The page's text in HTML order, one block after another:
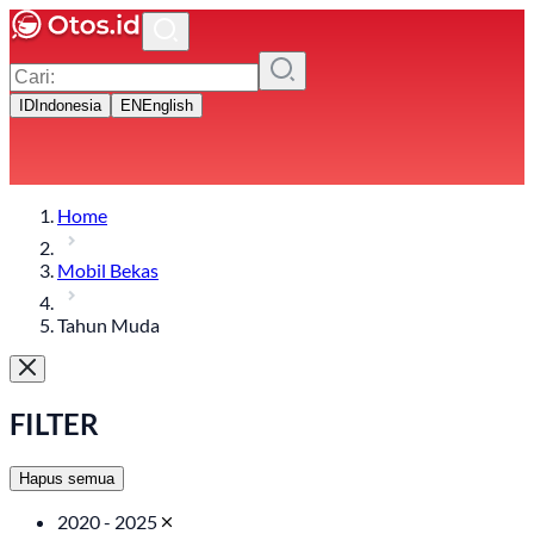
ID Indonesia EN English
Home
Mobil Bekas
Tahun Muda
FILTER
Hapus semua
2020 - 2025